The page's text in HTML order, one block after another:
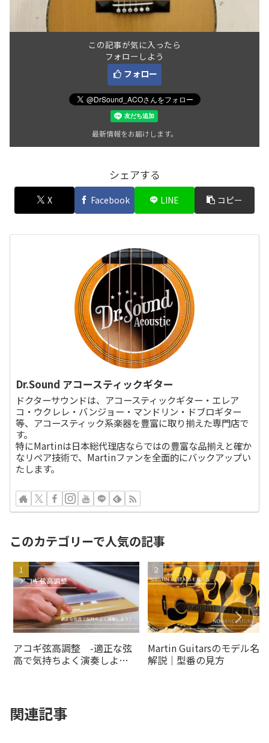
この記事が気に入ったら
フォローしよう
フォロー
最新情報をお届けします。
シェアする
X Facebook LINE コピー
Dr.Sound アコースティックギター
ドクターサウンドは、アコースティックギター・エレア
コ・ウクレレ・バンジョー・マンドリン・ドブロギター
等、アコースティック系楽器を豊富に取り揃えた専門店で
す。
特にMartinは日本総代理店ならではの豊富な品揃えと確か
なリペア技術で、Martinファンを全面的にバックアップい
たします。
このカテゴリーで人気の記事
アコギ弦高調整 -適正な弦
高で気持ちよく演奏しよ
Martin Guitarsのモデル名の
解説｜型番の見方
関連記事